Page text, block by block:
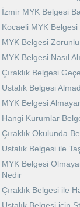
İzmir MYK Belgesi
Kocaeli MYK Belgesi
MYK Belgesi
MYK Belgesi Nasıl
Çıraklık Belgesi
Ustalık Belgesi
MYK Belgesi
Hangi Kurumlar
Çıraklık Okulunda
Ustalık Belgesi ile
MYK Belgesi
Nedir
Çıraklık Belgesi ile